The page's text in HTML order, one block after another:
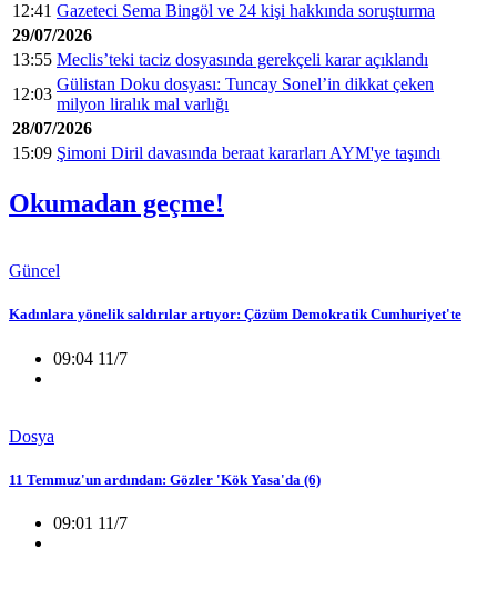
12:41 Gazeteci Sema Bingöl ve 24 kişi hakkında soruşturma
29/07/2026
13:55 Meclis’teki taciz dosyasında gerekçeli karar açıklandı
12:03
Gülistan Doku dosyası: Tuncay Sonel’in dikkat çeken
milyon liralık mal varlığı
28/07/2026
15:09 Şimoni Diril davasında beraat kararları AYM'ye taşındı
Okumadan geçme!
Güncel
Kadınlara yönelik saldırılar artıyor: Çözüm Demokratik Cumhuriyet'te
09:04 11/7
Dosya
11 Temmuz'un ardından: Gözler 'Kök Yasa'da (6)
09:01 11/7